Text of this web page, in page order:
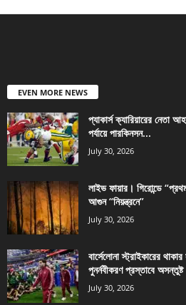
EVEN MORE NEWS
প্যাকার্স ক্যারিয়ারের নেতা
পর্যায়ে পারকিনসন...
July 30, 2026
লাইভ ফায়ার। গিরোন্ডে
আগুন “নিয়ন্ত্রনে”
July 30, 2026
বার্সেলোনা স্ট্রাইকারের
পুনর্নবীকরণ প্রস্তাবে অসন্তুষ্ট
July 30, 2026